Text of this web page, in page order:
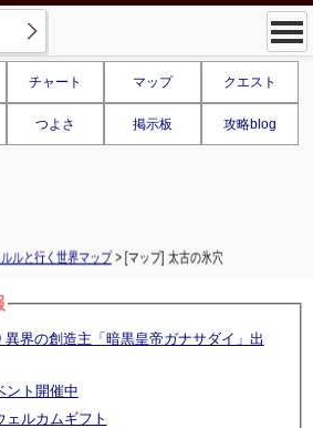
チャート マップ クエスト
つよさ 掲示板 攻略blog
ルと行く世界マップ> [マップ] 太古の氷穴
異界の創造主「暗黒皇帝ガナサダイ」出
ント開催中
ェルカムギフト